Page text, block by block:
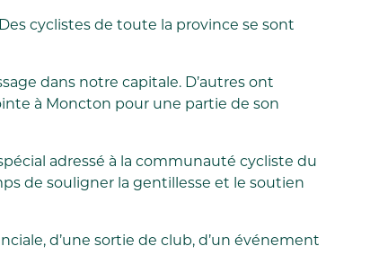
cyclistes de toute la province se sont
dans notre capitale. D’autres ont
à Moncton pour une partie de son
adressé à la communauté cycliste du
de souligner la gentillesse et le soutien
d’une sortie de club, d’un événement